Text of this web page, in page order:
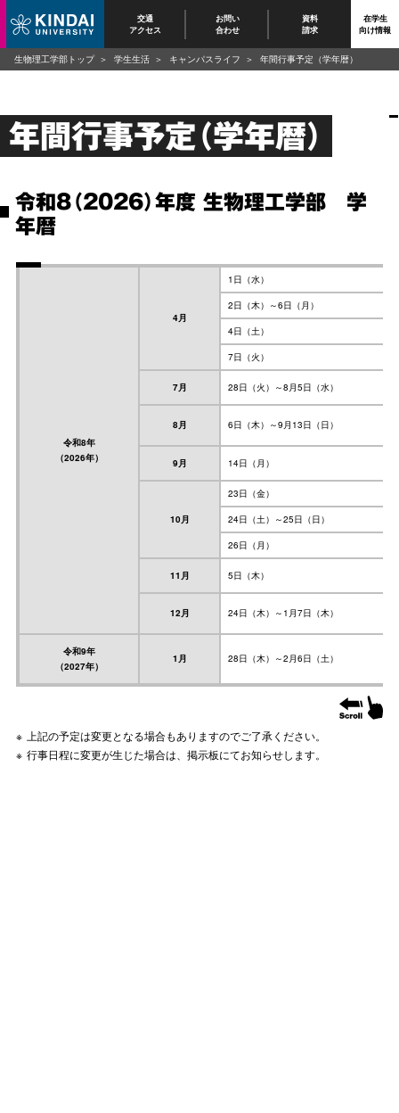
交通
アクセス
お問い
合わせ
資料
請求
在学生
向け情報
年間行事予定（学年暦）
令和8（2026）年度 生物理工学部 学
年暦
令和8年
（2026年）
4月
1日（水）
2日（木）～6日（月）
4日（土）
7日（火）
7月 28日（火）～8月5日（水）
8月 6日（木）～9月13日（日）
9月 14日（月）
10月
23日（金）
24日（土）～25日（日）
26日（月）
11月 5日（木）
12月 24日（木）～1月7日（木）
令和9年
（2027年）
1月 28日（木）～2月6日（土）
上記の予定は変更となる場合もありますのでご了承ください。
行事日程に変更が生じた場合は、掲示板にてお知らせします。
生物理工学部トップ 学生生活 キャンパスライフ 年間行事予定（学年暦）